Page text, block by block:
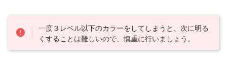
一度３レベル以下のカラーをしてしまうと、次に明る
くすることは難しいので、慎重に行いましょう。